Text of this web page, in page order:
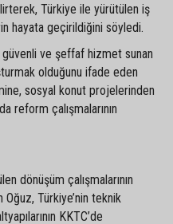
Türkiye ile yürütülen iş
hayata geçirildiğini söyledi.
güvenli ve şeffaf hizmet sunan
olduğunu ifade eden
sosyal konut projelerinden
reform çalışmalarının
dönüşüm çalışmalarının
Türkiye’nin teknik
KKTC’de